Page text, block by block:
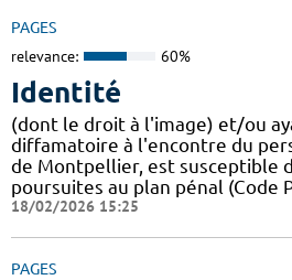
PAGES
relevance: 60%
Identité
(dont le droit à l'image) et/ou
diffamatoire à l'encontre du
de Montpellier, est susceptible
poursuites au plan pénal (Code
18/02/2026 15:25
PAGES